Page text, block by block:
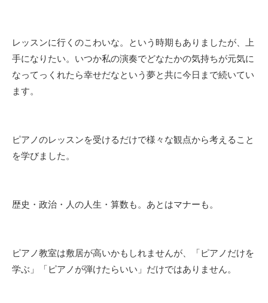
レッスンに行くのこわいな。という時期もありましたが、上
手になりたい。いつか私の演奏でどなたかの気持ちが元気に
なってっくれたら幸せだなという夢と共に今日まで続いてい
ます。
ピアノのレッスンを受けるだけで様々な観点から考えること
を学びました。
歴史・政治・人の人生・算数も。あとはマナーも。
ピアノ教室は敷居が高いかもしれませんが、「ピアノだけを
学ぶ」「ピアノが弾けたらいい」だけではありません。